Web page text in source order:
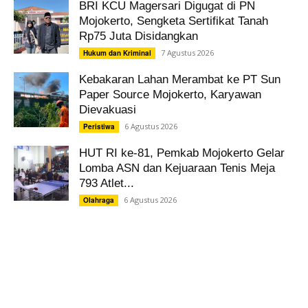
BRI KCU Magersari Digugat di PN
Mojokerto, Sengketa Sertifikat Tanah
Rp75 Juta Disidangkan
Hukum dan Kriminal 7 Agustus 2026
Kebakaran Lahan Merambat ke PT Sun
Paper Source Mojokerto, Karyawan
Dievakuasi
Peristiwa 6 Agustus 2026
HUT RI ke-81, Pemkab Mojokerto Gelar
Lomba ASN dan Kejuaraan Tenis Meja
793 Atlet...
Olahraga 6 Agustus 2026